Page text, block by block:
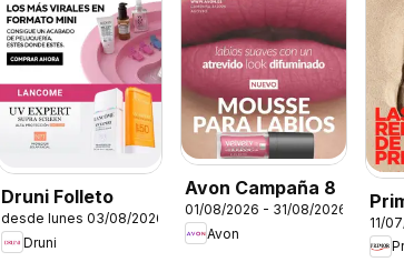
Druni Folleto
desde lunes 03/08/2026
Druni
Avon Campaña 8
01/08/2026 - 31/08/2026
Avon
11/